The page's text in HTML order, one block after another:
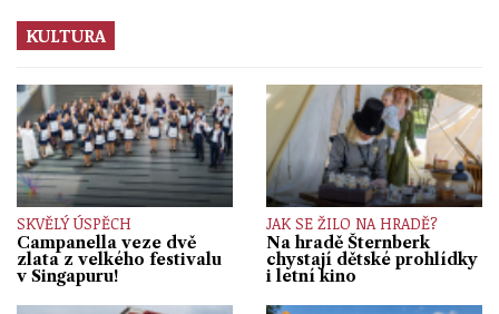
KULTURA
SKVĚLÝ ÚSPĚCH
Campanella veze dvě
zlata z velkého festivalu
v Singapuru!
JAK SE ŽILO NA HRADĚ?
Na hradě Šternberk
chystají dětské prohlídky
i letní kino